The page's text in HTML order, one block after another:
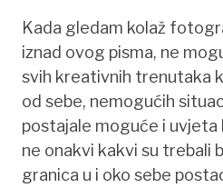
Kada gledam kolaž
iznad ovog pisma, ne
svih kreativnih trenutaka
od sebe, nemogućih
postajale moguće i uvjeta
ne onakvi kakvi su trebali
granica u i oko sebe